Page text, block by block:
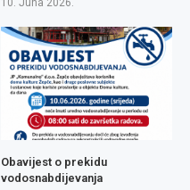
Obavijest o prekidu
vodosnabdijevanja